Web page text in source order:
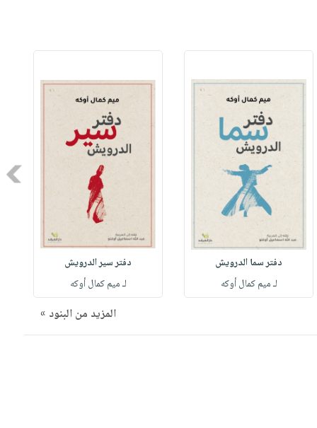
دفتر سما الدرويش
لـ ميم كمال أوكه
دفتر سير الدرويش
لـ ميم كمال أوكه
المزيد من البنود »